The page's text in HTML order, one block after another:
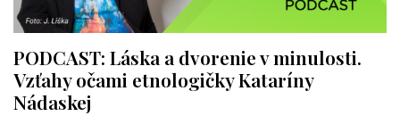
PODCAST: Láska a dvorenie v minulosti.
Vzťahy očami etnologičky Kataríny
Nádaskej